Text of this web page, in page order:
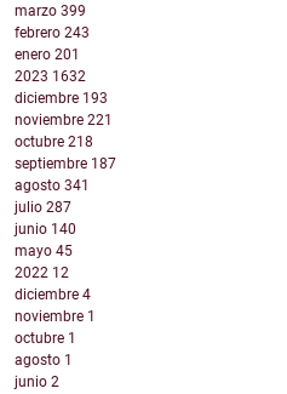
marzo 399
febrero 243
enero 201
2023 1632
diciembre 193
noviembre 221
octubre 218
septiembre 187
agosto 341
julio 287
junio 140
mayo 45
2022 12
diciembre 4
noviembre 1
octubre 1
agosto 1
junio 2